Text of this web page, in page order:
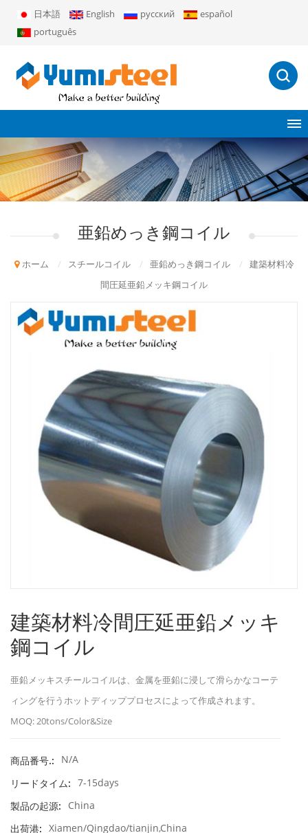
日本語 English русский
español
português
亜鉛めっき鋼コイル
ホーム / スチールコイル / 亜鉛めっき鋼コイル /
建築材料冷
間圧延亜鉛メッキ鋼コイル
建築材料冷間圧延亜鉛メッキ
鋼コイル
亜鉛メッキスチールコイルは、金属を亜鉛に浸して滑らかなコーテ
ィングを行うホットディッププロセスによって作成されます。
MOQ: 20tons/Color&Size
商品番号.:
N/A
リードタイム: 7-15days
製品の起源:
China
出荷港: Xiamen/Qingdao/tianjin,China